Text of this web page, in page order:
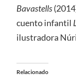
Bavastells
cuento infantil
ilustradora
Relacionado